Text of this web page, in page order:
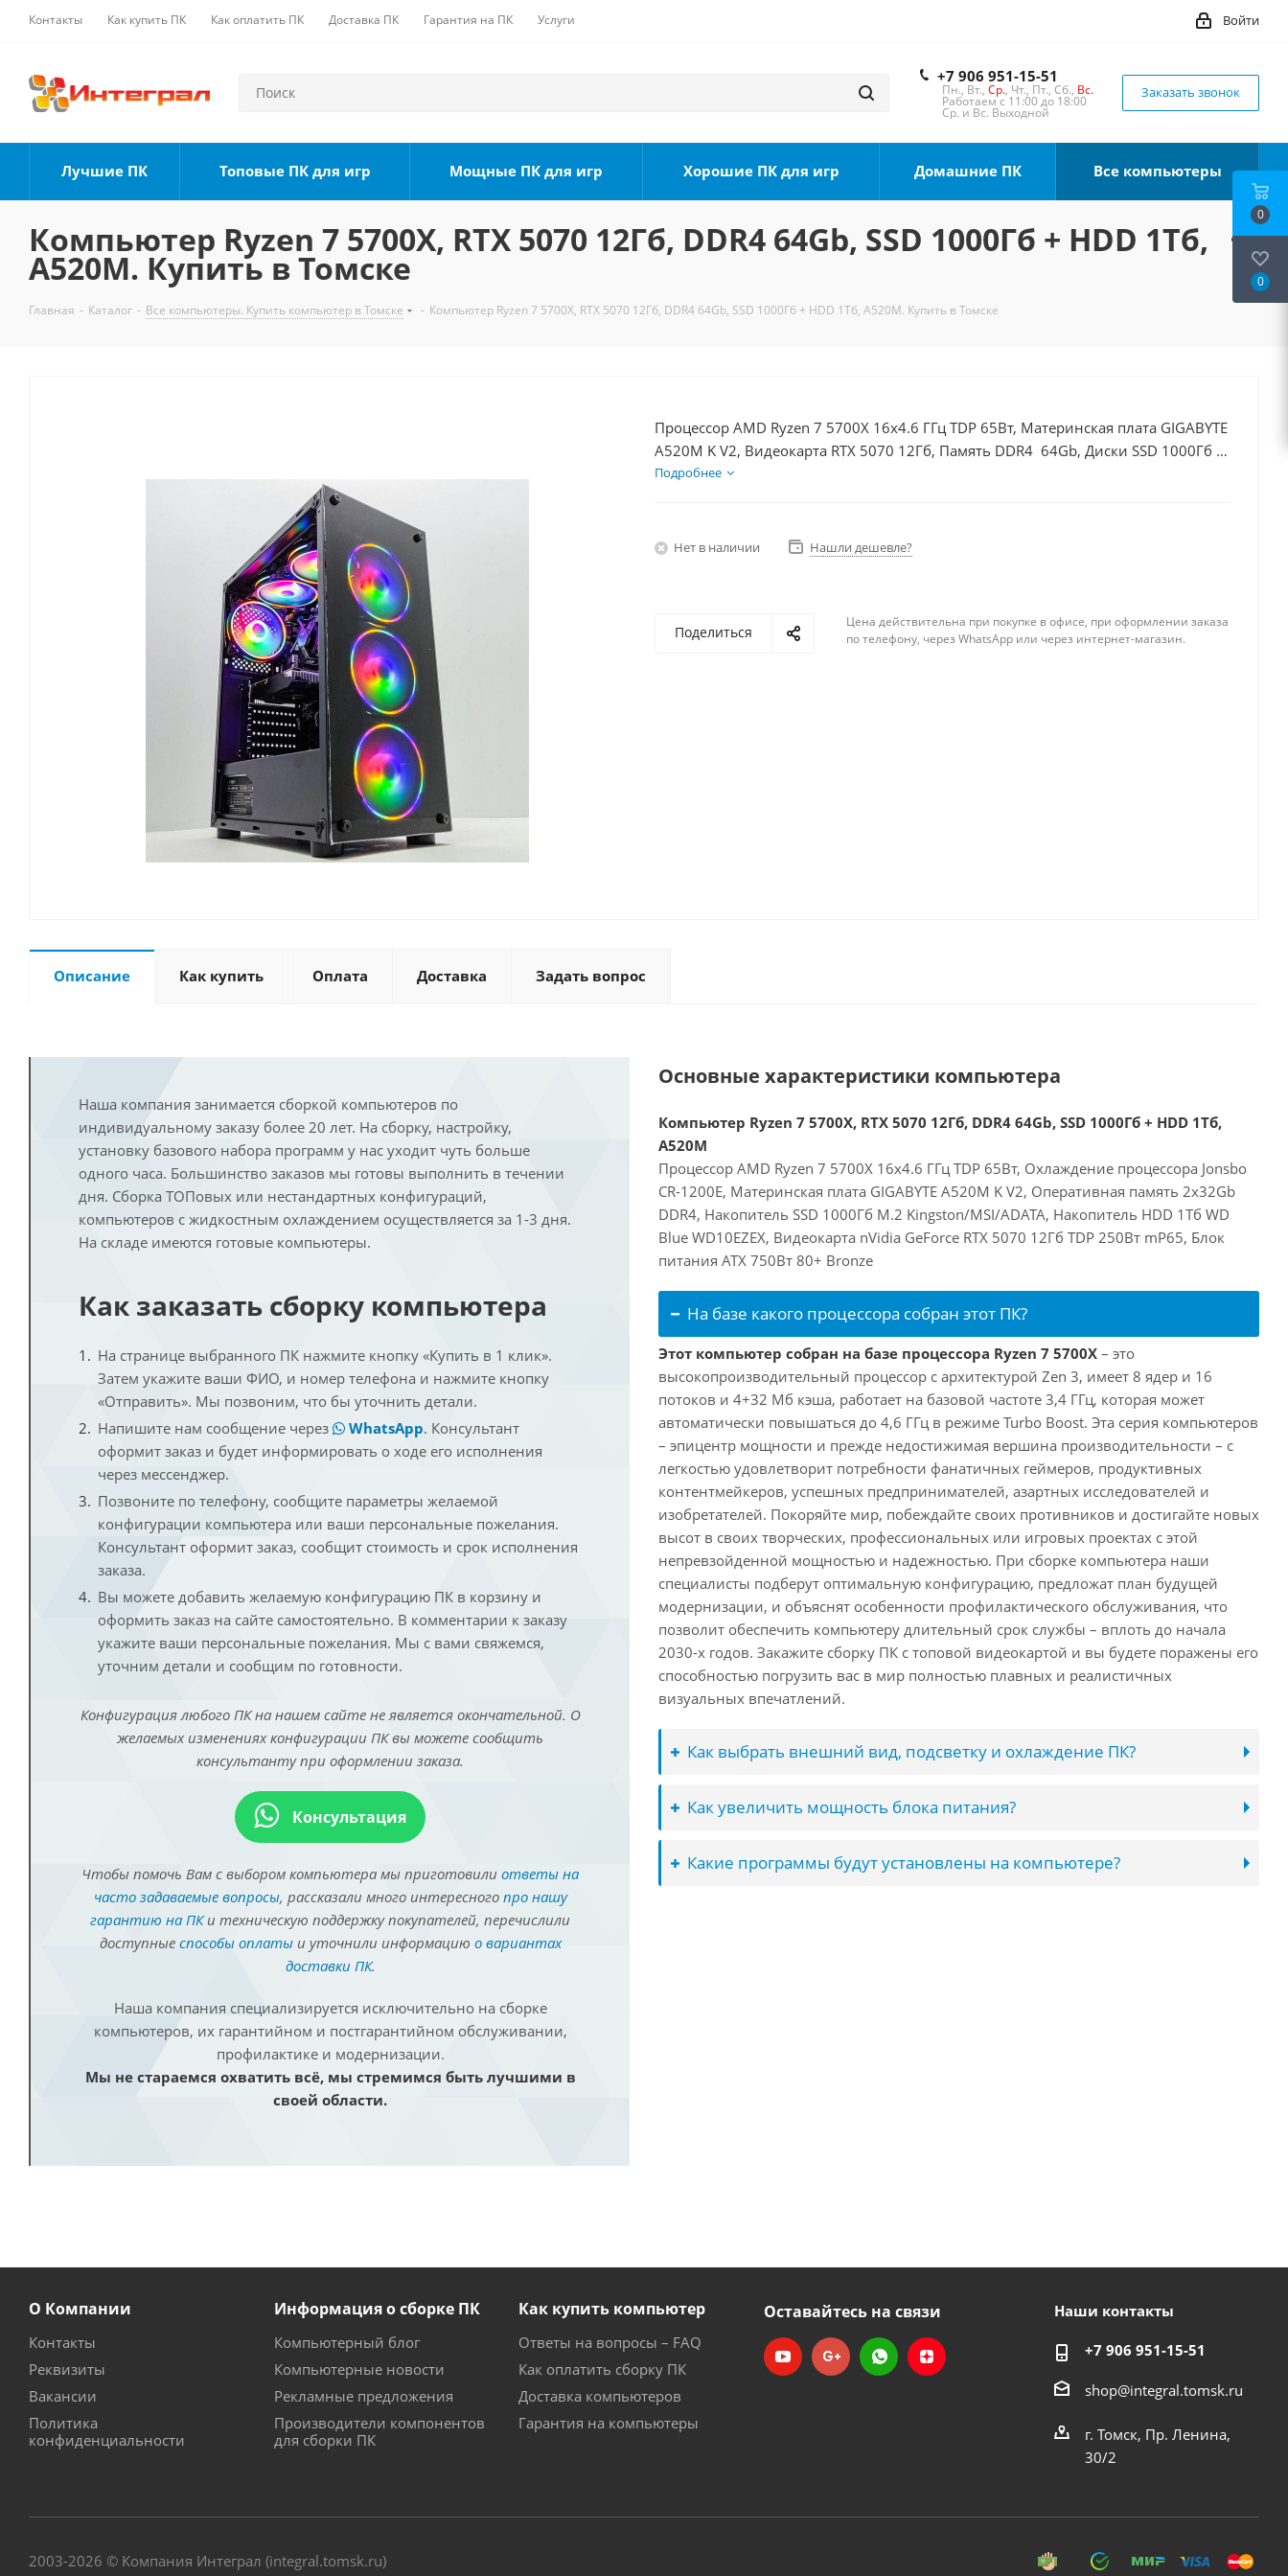
Контакты Как купить ПК Как оплатить ПК Доставка ПК Гарантия на ПК Услуги Войти
+7 906 951-15-51
Пн., Вт., Ср., Чт., Пт., Сб., Вс.
Работаем с 11:00 до 18:00
Ср. и Вс. Выходной
Заказать звонок
Лучшие ПК Топовые ПК для игр Мощные ПК для игр Хорошие ПК для игр Домашние ПК Все компьютеры
Компьютер Ryzen 7 5700X, RTX 5070 12Гб, DDR4 64Gb, SSD 1000Гб + HDD 1Тб,
A520M. Купить в Томске
Главная - Каталог - Все компьютеры. Купить компьютер в Томске - Компьютер Ryzen 7 5700X, RTX 5070 12Гб, DDR4 64Gb, SSD 1000Гб + HDD 1Тб, A520M. Купить в Томске
Процессор AMD Ryzen 7 5700X 16x4.6 ГГц TDP 65Вт, Материнская плата GIGABYTE
A520M K V2, Видеокарта RTX 5070 12Гб, Память DDR4 64Gb, Диски SSD 1000Гб +
HDD 1Тб, БП 750Вт
Подробнее
Нет в наличии Нашли дешевле?
Поделиться
Цена действительна при покупке в офисе, при оформлении заказа
по телефону, через WhatsApp или через интернет-магазин.
Описание Как купить Оплата Доставка Задать вопрос
Наша компания занимается сборкой компьютеров по
индивидуальному заказу более 20 лет. На сборку, настройку,
установку базового набора программ у нас уходит чуть больше
одного часа. Большинство заказов мы готовы выполнить в течении
дня. Сборка ТОПовых или нестандартных конфигураций,
компьютеров с жидкостным охлаждением осуществляется за 1-3 дня.
На складе имеются готовые компьютеры.
Как заказать сборку компьютера
На странице выбранного ПК нажмите кнопку «Купить в 1 клик».
Затем укажите ваши ФИО, и номер телефона и нажмите кнопку
«Отправить». Мы позвоним, что бы уточнить детали.
Напишите нам сообщение через
WhatsApp. Консультант
оформит заказ и будет информировать о ходе его исполнения
через мессенджер.
Позвоните по телефону, сообщите параметры желаемой
конфигурации компьютера или ваши персональные пожелания.
Консультант оформит заказ, сообщит стоимость и срок исполнения
заказа.
Вы можете добавить желаемую конфигурацию ПК в корзину и
оформить заказ на сайте самостоятельно. В комментарии к заказу
укажите ваши персональные пожелания. Мы с вами свяжемся,
уточним детали и сообщим по готовности.
Конфигурация любого ПК на нашем сайте не является окончательной. О
желаемых изменениях конфигурации ПК вы можете сообщить
консультанту при оформлении заказа.
Консультация
Чтобы помочь Вам с выбором компьютера мы приготовили ответы на
часто задаваемые вопросы, рассказали много интересного про нашу
гарантию на ПКи техническую поддержку покупателей, перечислили
доступные способы оплатыи уточнили информацию о вариантах
доставки ПК.
Наша компания специализируется исключительно на сборке
компьютеров, их гарантийном и постгарантийном обслуживании,
профилактике и модернизации.
Мы не стараемся охватить всё, мы стремимся быть лучшими в
своей области.
Основные характеристики компьютера
Компьютер Ryzen 7 5700X, RTX 5070 12Гб, DDR4 64Gb, SSD 1000Гб + HDD 1Тб,
A520M
Процессор AMD Ryzen 7 5700X 16x4.6 ГГц TDP 65Вт, Охлаждение процессора Jonsbo
CR-1200E, Материнская плата GIGABYTE A520M K V2, Оперативная память 2x32Gb
DDR4, Накопитель SSD 1000Гб M.2 Kingston/MSI/ADATA, Накопитель HDD 1Тб WD
Blue WD10EZEX, Видеокарта nVidia GeForce RTX 5070 12Гб TDP 250Вт mP65, Блок
питания ATX 750Вт 80+ Bronze
На базе какого процессора собран этот ПК?
Этот компьютер собран на базе процессора Ryzen 7 5700X – это
высокопроизводительный процессор с архитектурой Zen 3, имеет 8 ядер и 16
потоков и 4+32 Мб кэша, работает на базовой частоте 3,4 ГГц, которая может
автоматически повышаться до 4,6 ГГц в режиме Turbo Boost. Эта серия компьютеров
– эпицентр мощности и прежде недостижимая вершина производительности – с
легкостью удовлетворит потребности фанатичных геймеров, продуктивных
контентмейкеров, успешных предпринимателей, азартных исследователей и
изобретателей. Покоряйте мир, побеждайте своих противников и достигайте новых
высот в своих творческих, профессиональных или игровых проектах с этой
непревзойденной мощностью и надежностью. При сборке компьютера наши
специалисты подберут оптимальную конфигурацию, предложат план будущей
модернизации, и объяснят особенности профилактического обслуживания, что
позволит обеспечить компьютеру длительный срок службы – вплоть до начала
2030-х годов. Закажите сборку ПК с топовой видеокартой и вы будете поражены его
способностью погрузить вас в мир полностью плавных и реалистичных
визуальных впечатлений.
Как выбрать внешний вид, подсветку и охлаждение ПК?
Как увеличить мощность блока питания?
Какие программы будут установлены на компьютере?
О Компании
Контакты
Реквизиты
Вакансии
Политика
конфиденциальности
Информация о сборке ПК
Компьютерный блог
Компьютерные новости
Рекламные предложения
Производители компонентов
для сборки ПК
Как купить компьютер
Ответы на вопросы – FAQ
Как оплатить сборку ПК
Доставка компьютеров
Гарантия на компьютеры
Оставайтесь на связи Наши контакты
+7 906 951-15-51
shop@integral.tomsk.ru
г. Томск, Пр. Ленина,
30/2
2003-2026 © Компания Интеграл (integral.tomsk.ru)
0
0